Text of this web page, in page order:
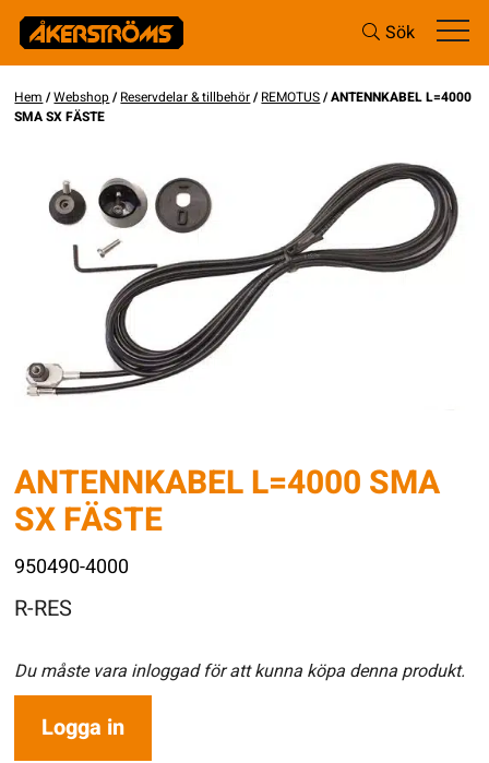
Sök
Hem /Webshop/Reservdelar & tillbehör/REMOTUS/ ANTENNKABEL L=4000
SMA SX FÄSTE
ANTENNKABEL L=4000 SMA
SX FÄSTE
950490-4000
R-RES
Du måste vara inloggad för att kunna köpa denna produkt.
Logga in